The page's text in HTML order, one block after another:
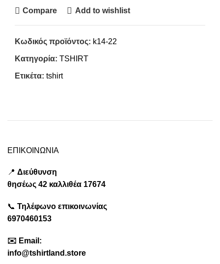
Compare Add to wishlist
Κωδικός προϊόντος: k14-22
Κατηγορία: TSHIRT
Ετικέτα: tshirt
ΕΠΙΚΟΙΝΩΝΙΑ
📍 Διεύθυνση
θησέως 42 καλλιθέα 17674
📞 Τηλέφωνο επικοινωνίας
6970460153
✉️ Emai l:
info@tshirtland.store